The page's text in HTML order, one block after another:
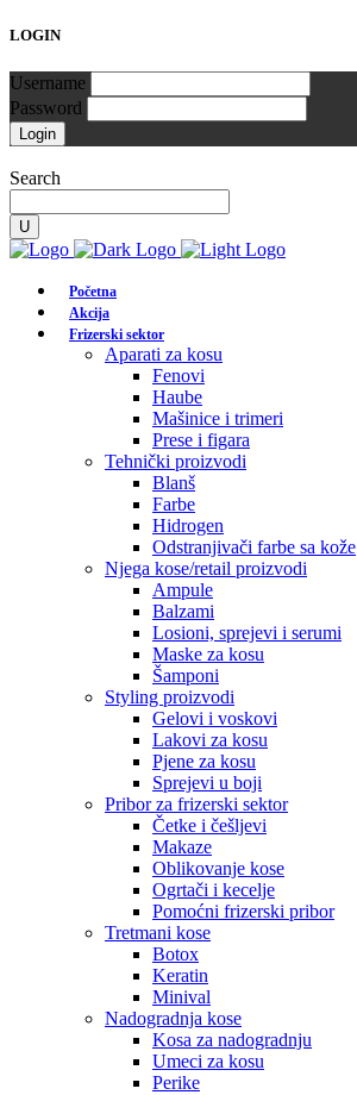
LOGIN
Username
Password
Search
Početna
Akcija
Frizerski sektor
Aparati za kosu
Fenovi
Haube
Mašinice i trimeri
Prese i figara
Tehnički proizvodi
Blanš
Farbe
Hidrogen
Odstranjivači farbe sa kože
Njega kose/retail proizvodi
Ampule
Balzami
Losioni, sprejevi i serumi
Maske za kosu
Šamponi
Styling proizvodi
Gelovi i voskovi
Lakovi za kosu
Pjene za kosu
Sprejevi u boji
Pribor za frizerski sektor
Četke i češljevi
Makaze
Oblikovanje kose
Ogrtači i kecelje
Pomoćni frizerski pribor
Tretmani kose
Botox
Keratin
Minival
Nadogradnja kose
Kosa za nadogradnju
Umeci za kosu
Perike